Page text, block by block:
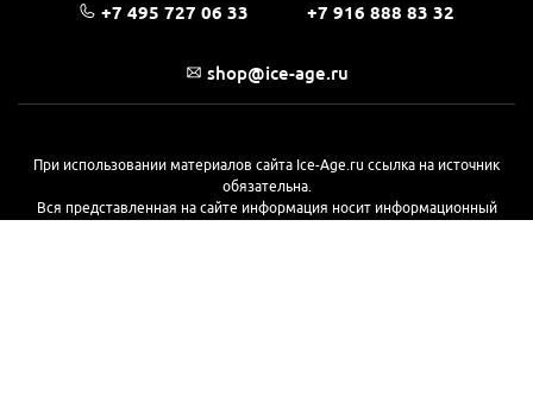
+7 495 727 06 33 +7 916 888 83 32
shop@ice-age.ru
При использовании материалов сайта Ice-Age.ru ссылка на источник
обязательна.
Вся представленная на сайте информация носит информационный